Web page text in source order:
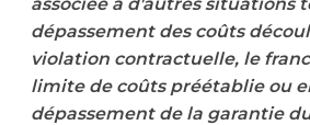
dépassement des coûts
violation contractuelle, le
limite de coûts préétablie ou
dépassement de la garantie